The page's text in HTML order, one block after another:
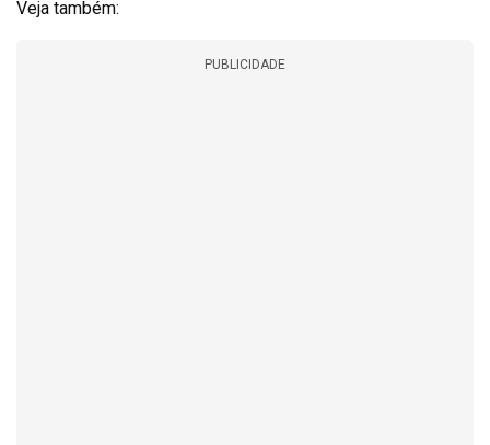
Veja também:
PUBLICIDADE